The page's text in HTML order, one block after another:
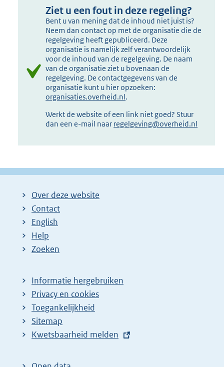
Ziet u een fout in deze regeling?
Bent u van mening dat de inhoud niet juist is?
Neem dan contact op met de organisatie die de
regelgeving heeft gepubliceerd. Deze
organisatie is namelijk zelf verantwoordelijk
voor de inhoud van de regelgeving. De naam
van de organisatie ziet u bovenaan de
regelgeving. De contactgegevens van de
organisatie kunt u hier opzoeken:
organisaties.overheid.nl.
Werkt de website of een link niet goed? Stuur
dan een e-mail naar regelgeving@overheid.nl
Over deze website
Contact
English
Help
Zoeken
Informatie hergebruiken
Privacy en cookies
Toegankelijkheid
Sitemap
E
t
Kwetsbaarheid melden